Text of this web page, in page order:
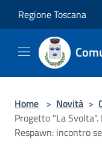
Regione Toscana
Home > Novità >
Progetto "La
Respawn: incontro